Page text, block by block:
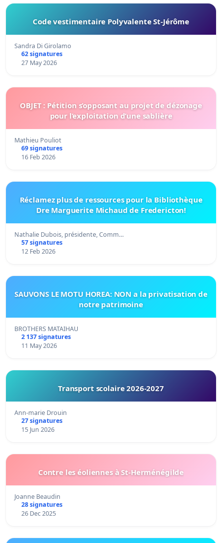
Code vestimentaire Polyvalente St-Jérôme
Sandra Di Girolamo
62 signatures
27 May 2026
OBJET : Pétition s’opposant au projet de dézonage
pour l’exploitation d’une sablière
Mathieu Pouliot
69 signatures
16 Feb 2026
Réclamez plus de ressources pour la Bibliothèque
Dre Marguerite Michaud de Fredericton!
Nathalie Dubois, présidente, Comm…
57 signatures
12 Feb 2026
SAUVONS LE MOTU HOREA: NON a la privatisation de
notre patrimoine
BROTHERS MATAIHAU
2 137 signatures
11 May 2026
Transport scolaire 2026-2027
Ann-marie Drouin
27 signatures
15 Jun 2026
Contre les éoliennes à St-Herménégilde
Joanne Beaudin
28 signatures
26 Dec 2025